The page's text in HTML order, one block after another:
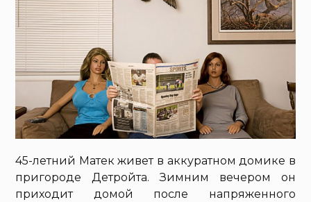
45-летний Матек живет в аккуратном домике в
пригороде Детройта. Зимним вечером он
приходит домой после напряженного